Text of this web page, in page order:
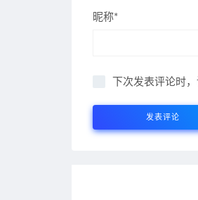
昵称*
下次发表评论时